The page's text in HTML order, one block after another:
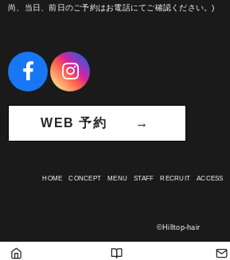
尚、当日、前日のご予約はお電話にてご確認ください。)
WEB 予約 →
HOME CONCEPT MENU STAFF RECRUIT ACCESS
©Hilltop-hair